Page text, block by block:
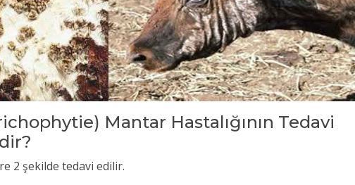
Mantar Hastalığının Tedavi
2 şekilde tedavi edilir.